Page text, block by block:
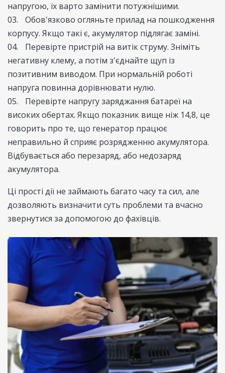
напругою, їх варто замінити потужнішими.
Обов'язково огляньте прилад на пошкодження
корпусу. Якщо такі є, акумулятор підлягає заміні.
Перевірте пристрій на витік струму. Зніміть
негативну клему, а потім з'єднайте щуп із
позитивним виводом. При нормальній роботі
напруга повинна дорівнювати нулю.
Перевірте напругу заряджання батареї на
високих обертах. Якщо показник вище ніж 14,8, це
говорить про те, що генератор працює
неправильно й сприяє розрядженню акумулятора.
Відбувається або перезаряд, або недозаряд
акумулятора.
Ці прості дії не займають багато часу та сил, але
дозволяють визначити суть проблеми та вчасно
звернутися за допомогою до фахівців.